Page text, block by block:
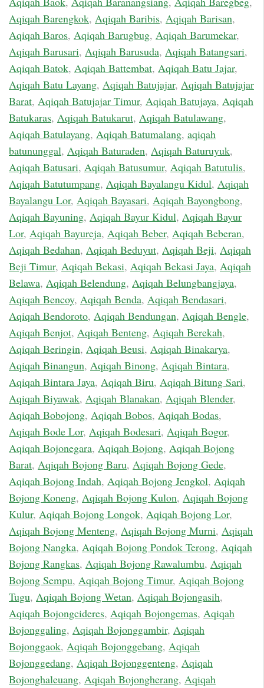
Aqiqah Barengkok, Aqiqah Baribis, Aqiqah Barisan,
Aqiqah Baros, Aqiqah Barugbug, Aqiqah Barumekar,
Aqiqah Barusari, Aqiqah Barusuda, Aqiqah Batangsari,
Aqiqah Batok, Aqiqah Battembat, Aqiqah Batu Jajar,
Aqiqah Batu Layang, Aqiqah Batujajar, Aqiqah Batujajar
Barat, Aqiqah Batujajar Timur, Aqiqah Batujaya, Aqiqah
Batukaras, Aqiqah Batukarut, Aqiqah Batulawang,
Aqiqah Batulayang, Aqiqah Batumalang, aqiqah
batununggal, Aqiqah Baturaden, Aqiqah Baturuyuk,
Aqiqah Batusari, Aqiqah Batusumur, Aqiqah Batutulis,
Aqiqah Batutumpang, Aqiqah Bayalangu Kidul, Aqiqah
Bayalangu Lor, Aqiqah Bayasari, Aqiqah Bayongbong,
Aqiqah Bayuning, Aqiqah Bayur Kidul, Aqiqah Bayur
Lor, Aqiqah Bayureja, Aqiqah Beber, Aqiqah Beberan,
Aqiqah Bedahan, Aqiqah Beduyut, Aqiqah Beji, Aqiqah
Beji Timur, Aqiqah Bekasi, Aqiqah Bekasi Jaya, Aqiqah
Belawa, Aqiqah Belendung, Aqiqah Belungbangjaya,
Aqiqah Bencoy, Aqiqah Benda, Aqiqah Bendasari,
Aqiqah Bendoroto, Aqiqah Bendungan, Aqiqah Bengle,
Aqiqah Benjot, Aqiqah Benteng, Aqiqah Berekah,
Aqiqah Beringin, Aqiqah Beusi, Aqiqah Binakarya,
Aqiqah Binangun, Aqiqah Binong, Aqiqah Bintara,
Aqiqah Bintara Jaya, Aqiqah Biru, Aqiqah Bitung Sari,
Aqiqah Biyawak, Aqiqah Blanakan, Aqiqah Blender,
Aqiqah Bobojong, Aqiqah Bobos, Aqiqah Bodas,
Aqiqah Bode Lor, Aqiqah Bodesari, Aqiqah Bogor,
Aqiqah Bojonegara, Aqiqah Bojong, Aqiqah Bojong
Barat, Aqiqah Bojong Baru, Aqiqah Bojong Gede,
Aqiqah Bojong Indah, Aqiqah Bojong Jengkol, Aqiqah
Bojong Koneng, Aqiqah Bojong Kulon, Aqiqah Bojong
Kulur, Aqiqah Bojong Longok, Aqiqah Bojong Lor,
Aqiqah Bojong Menteng, Aqiqah Bojong Murni, Aqiqah
Bojong Nangka, Aqiqah Bojong Pondok Terong, Aqiqah
Bojong Rangkas, Aqiqah Bojong Rawalumbu, Aqiqah
Bojong Sempu, Aqiqah Bojong Timur, Aqiqah Bojong
Tugu, Aqiqah Bojong Wetan, Aqiqah Bojongasih,
Aqiqah Bojongcideres, Aqiqah Bojongemas, Aqiqah
Bojonggaling, Aqiqah Bojonggambir, Aqiqah
Bojonggaok, Aqiqah Bojonggebang, Aqiqah
Bojonggedang, Aqiqah Bojonggenteng, Aqiqah
Bojonghaleuang, Aqiqah Bojongherang, Aqiqah